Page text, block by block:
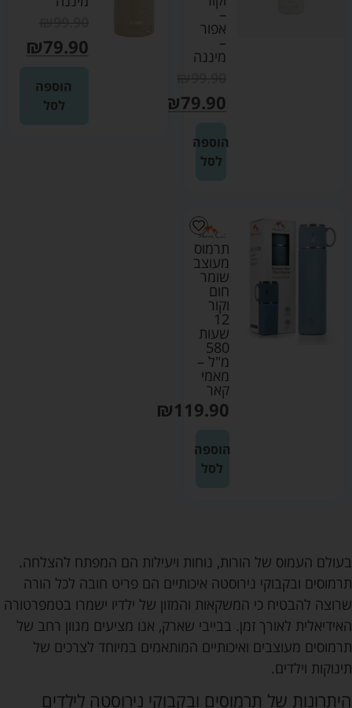
–
אפור
–
מיננה
₪99.90
₪79.90
הוספה
לסל
₪99.90
₪79.90
הוספה
לסל
תרמוס
מעוצב
שומר
חום
וקור
12
שעות
580
מ"ל –
מאמי
קאר
₪119.90
הוספה
לסל
בעולם העמוס של הורות, נוחות ויעילות הם המפתח להצלחה.
תרמוסים ובקבוקי נירוסטה איכותיים הם פריט חובה לכל הורה
שרוצה להבטיח כי המשקאות והמזון של ילדיו ישמרו בטמפרטורה
האידיאלית לאורך זמן. בבייבי שארק, אנו מציעים מגוון רחב של
תרמוסים מעוצבים ואיכותיים המותאמים במיוחד לצרכים של
תינוקות וילדים.
היתרונות של תרמוסים ובקבוקי נירוסטה לילדים